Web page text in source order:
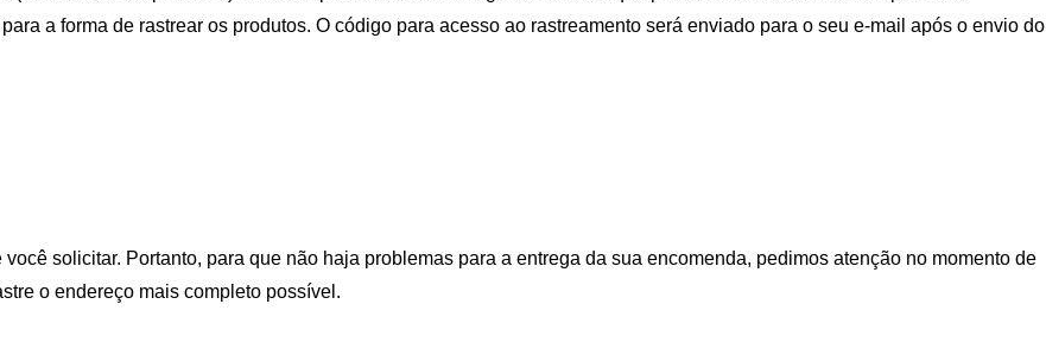
a forma de rastrear os produtos. O código para acesso ao rastreamento será enviado para o seu e-mail após o envio do
solicitar. Portanto, para que não haja problemas para a entrega da sua encomenda, pedimos atenção no momento de
o endereço mais completo possível.